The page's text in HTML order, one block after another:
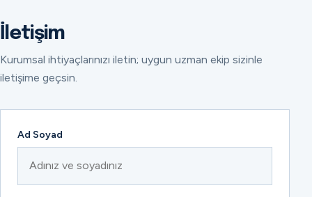
İletişim
Kurumsal ihtiyaçlarınızı iletin; uygun uzman ekip sizinle
iletişime geçsin.
Ad Soyad